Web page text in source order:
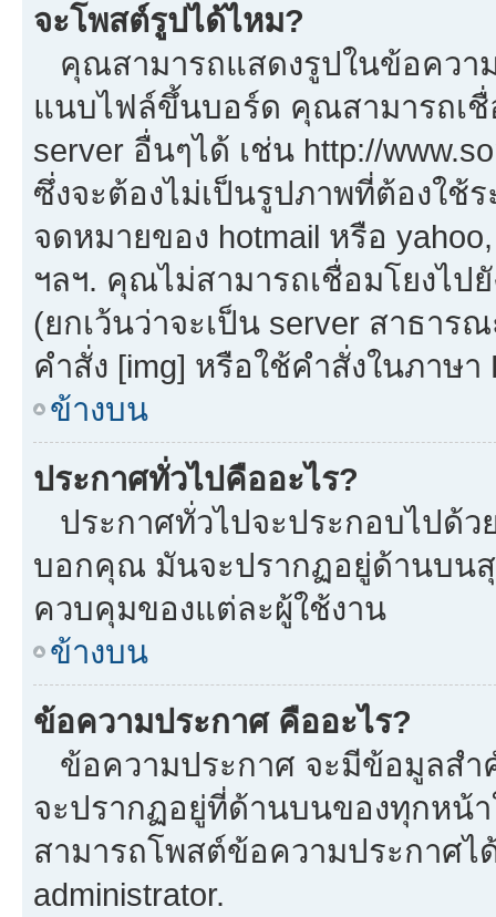
จะโพสต์รูปได้ไหม?
คุณสามารถแสดงรูปในข้อควา
แนบไฟล์ขึ้นบอร์ด คุณสามารถเชื่
server อื่นๆได้ เช่น http://
ซึ่งจะต้องไม่เป็นรูปภาพที่ต้องใช้
จดหมายของ hotmail หรือ
ฯลฯ. คุณไม่สามารถเชื่อมโยงไป
(ยกเว้นว่าจะเป็น server สาธาร
คำสั่ง [img] หรือใช้คำสั่งในภาษ
ข้างบน
ประกาศทั่วไปคืออะไร?
ประกาศทั่วไปจะประกอบไปด้
บอกคุณ มันจะปรากฏอยู่ด้านบน
ควบคุมของแต่ละผู้ใช้งาน
ข้างบน
ข้อความประกาศ คืออะไร?
ข้อความประกาศ จะมีข้อมูลส
จะปรากฏอยู่ที่ด้านบนของทุกหน้
สามารถโพสต์ข้อความประกาศ
administrator.